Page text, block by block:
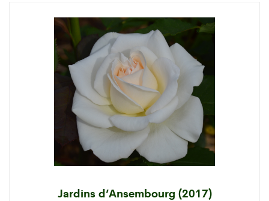
Jardins d’Ansembourg (2017)